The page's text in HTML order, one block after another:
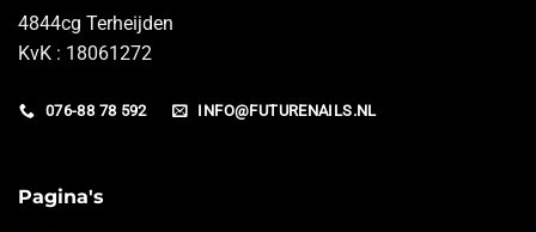
4844cg Terheijden
KvK : 18061272
076-88 78 592 INFO@FUTURENAILS.NL
Pagina's